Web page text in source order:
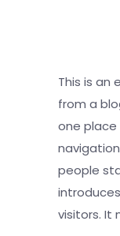
This is an
from a
one place
people
visitors. It